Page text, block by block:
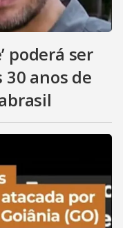
poderá ser
30 anos de